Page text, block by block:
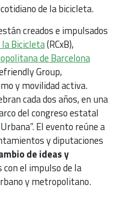
de la bicicleta.
creados e impulsados
la Bicicleta(RCxB),
de Barcelona
Group,
y movilidad activa.
cada dos años, en una
del congreso estatal
El evento reúne a
y diputaciones
de ideas y
con el impulso de la
y metropolitano.